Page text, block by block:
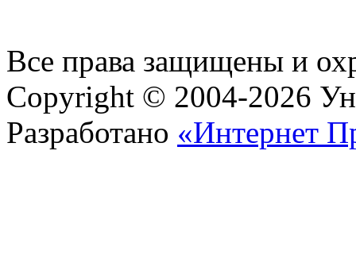
Все права защищены и
Copyright © 2004-2026
Разработано «Интернет